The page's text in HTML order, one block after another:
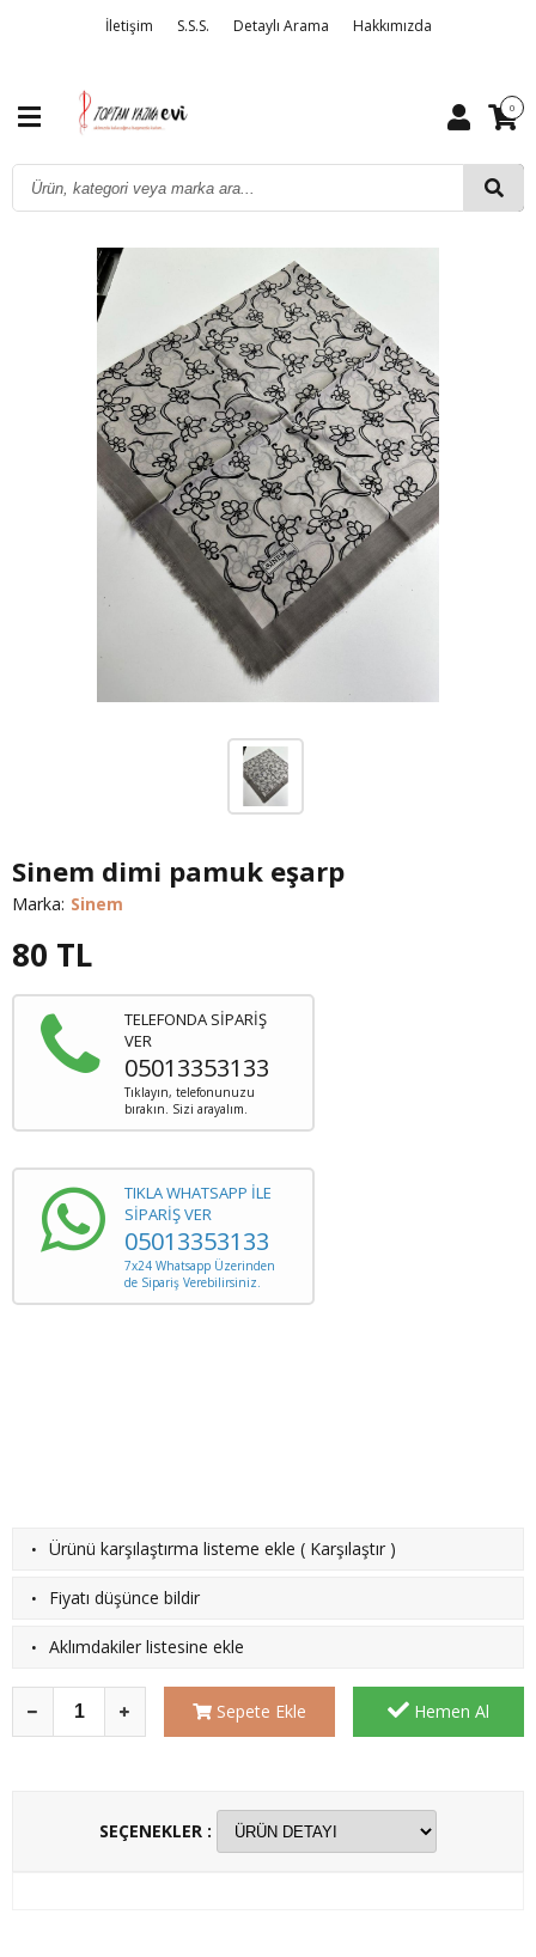
İletişim S.S.S. Detaylı Arama Hakkımızda
0
Sinem dimi pamuk eşarp
Marka: Sinem
80 TL
TELEFONDA SİPARİŞ
VER
05013353133
Tıklayın, telefonunuzu
bırakın. Sizi arayalım.
TIKLA WHATSAPP İLE
SİPARİŞ VER
05013353133
7x24 Whatsapp Üzerinden
de Sipariş Verebilirsiniz.
· Ürünü karşılaştırma listeme ekle ( Karşılaştır )
· Fiyatı düşünce bildir
· Aklımdakiler listesine ekle
Sepete Ekle Hemen Al
SEÇENEKLER :